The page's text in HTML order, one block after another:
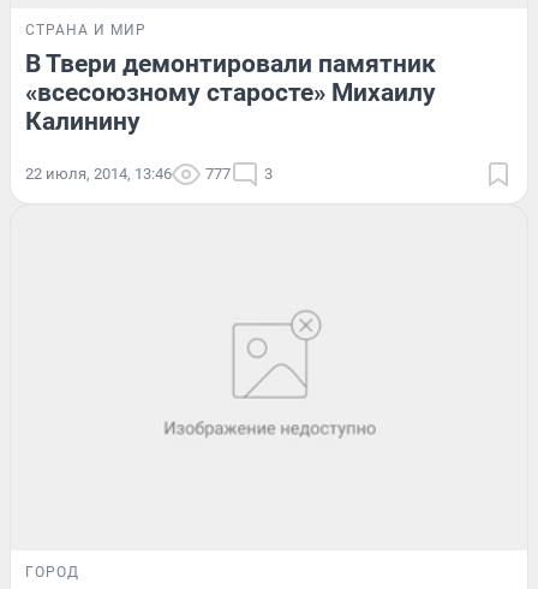
СТРАНА И МИР
В Твери демонтировали памятник
«всесоюзному старосте» Михаилу
Калинину
22 июля, 2014, 13:46 777 3
ГОРОД